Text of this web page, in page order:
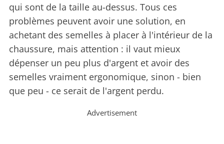
qui sont de la taille au-dessus. Tous ces
problèmes peuvent avoir une solution, en
achetant des semelles à placer à l'intérieur de la
chaussure, mais attention : il vaut mieux
dépenser un peu plus d'argent et avoir des
semelles vraiment ergonomique, sinon - bien
que peu - ce serait de l'argent perdu.
Advertisement